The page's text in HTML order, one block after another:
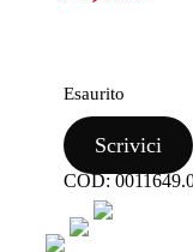
Esaurito
Scrivici
COD: